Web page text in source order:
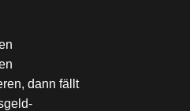
dann fällt